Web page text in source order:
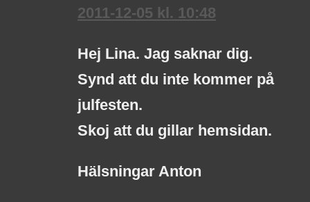
2011-12-05 kl. 10:48
Hej Lina. Jag saknar dig.
Synd att du inte kommer på
julfesten.
Skoj att du gillar hemsidan.
Hälsningar Anton